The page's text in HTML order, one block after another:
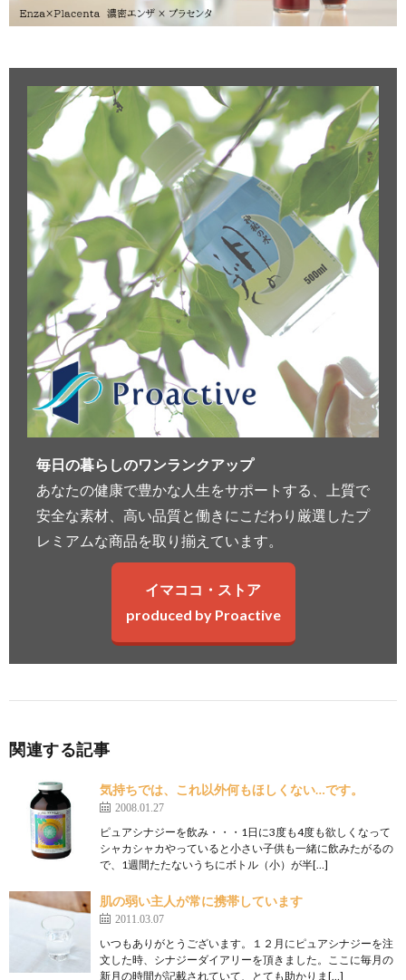
毎日の暮らしのワンランクアップ
あなたの健康で豊かな人生をサポートする、上質で
安全な素材、高い品質と働きにこだわり厳選したプ
レミアムな商品を取り揃えています。
イマココ・ストア
produced by Proactive
関連する記事
気持ちでは、これ以外何もほしくない…です。
2008.01.27
ピュアシナジーを飲み・・・1日に3度も4度も欲しくなって
シャカシャカやっていると小さい子供も一緒に飲みたがるの
で、1週間たたないうちにボトル（小）が半[…]
肌の弱い主人が常に携帯しています
2011.03.07
いつもありがとうございます。１２月にピュアシナジーを注
文した時、シナジーダイアリーを頂きました。ここに毎月の
新月の時間が記載されていて、とても助かりま[…]